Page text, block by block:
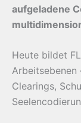
aufgeladene
Heute bildet
Arbeitsebenen
Clearings,